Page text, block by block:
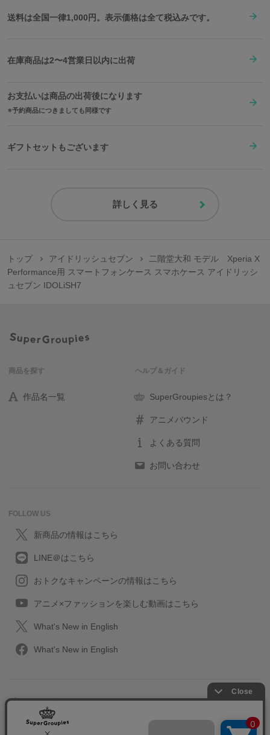
送料は全国一律1,000円。表示価格は全て税込みです。
在庫商品は2〜4営業日以内に出荷
お支払いは商品の出荷後になります
予約商品につきましても同様です
ギフトセットもございます
詳しく見る
トップ アイドリッシュセブン
二階堂大和 モデル Xperia X
Performance用 スマートフォンケース スマホケース アイドリッシ
ュセブン IDOLiSH7
商品を探す
作品名一覧
ヘルプ＆ガイド
SuperGroupiesとは？
アニメバウンド
よくある質問
お問い合わせ
FOLLOW US
新商品の情報はこちら
LINE＠はこちら
おトクなキャンペーンの情報はこちら
アニメ×ファッションを楽しむ動画はこちら
What's New in English
What's New in English
プライバシーポリシー
特定取引に関する法律